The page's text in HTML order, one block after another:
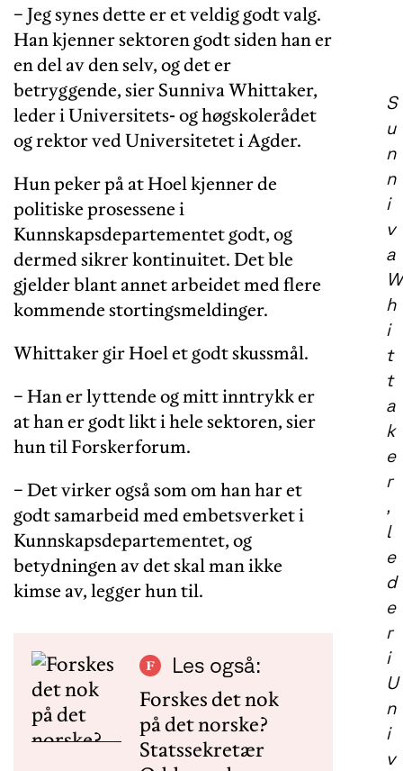
S
u
n
n
i
v
a
W
h
i
t
t
a
k
e
r
,
l
e
d
e
r
i
U
n
i
v
− Jeg synes dette er et veldig godt valg.
Han kjenner sektoren godt siden han er
en del av den selv, og det er
betryggende, sier Sunniva Whittaker,
leder i Universitets- og høgskolerådet
og rektor ved Universitetet i Agder.
Hun peker på at Hoel kjenner de
politiske prosessene i
Kunnskapsdepartementet godt, og
dermed sikrer kontinuitet. Det ble
gjelder blant annet arbeidet med flere
kommende stortingsmeldinger.
Whittaker gir Hoel et godt skussmål.
− Han er lyttende og mitt inntrykk er
at han er godt likt i hele sektoren, sier
hun til Forskerforum.
− Det virker også som om han har et
godt samarbeid med embetsverket i
Kunnskapsdepartementet, og
betydningen av det skal man ikke
kimse av, legger hun til.
Les også:
Forskes det nok
på det norske?
Statssekretær